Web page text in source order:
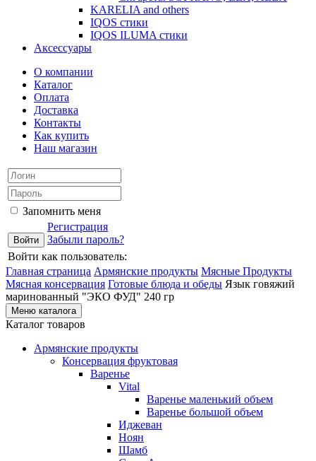
KARELIA and others
IQOS стики
IQOS ILUMA стики
Аксессуары
О компании
Каталог
Оплата
Доставка
Контакты
Как купить
Наш магазин
Запомнить меня
Регистрация
Забыли пароль?
Войти как пользователь:
Главная страница Армянские продукты Мясные Продукты
Мясная консервация Готовые блюда и обеды Язык говяжий
маринованный "ЭКО ФУД" 240 гр
Меню каталога
Каталог товаров
Армянские продукты
Консервация фруктовая
Варенье
Vital
Варенье маленький объем
Варенье большой объем
Иджеван
Ноян
Шамб